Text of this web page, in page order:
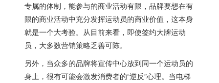
专属的体制，能参与的商业活动有限，品牌要想在有
限的商业活动中充分发挥运动员的商业价值，这本身
就是一个大考验。从目前来看，即使签约大牌运动
员，大多数营销策略乏善可陈。
另外，当众多的品牌将宣传中心放到同一个运动员的
身上，很有可能会激发消费者的“逆反”心理。当电梯